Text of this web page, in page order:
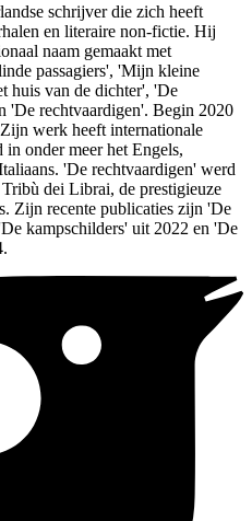
schrijver die zich heeft
en literaire non-fictie. Hij
naam gemaakt met
passagiers', 'Mijn kleine
huis van de dichter', 'De
'De rechtvaardigen'. Begin 2020
werk heeft internationale
onder meer het Engels,
'De rechtvaardigen' werd
dei Librai, de prestigieuze
Zijn recente publicaties zijn 'De
kampschilders' uit 2022 en 'De